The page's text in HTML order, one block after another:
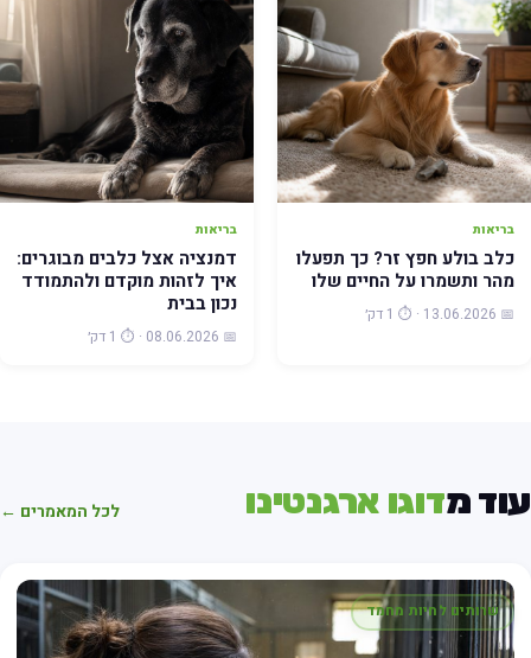
בריאות
כלב בולע חפץ זר? כך תפעלו
מהר ותשמרו על החיים שלו
📅 13.06.2026 · ⏱️ 1 דק׳
בריאות
דמנציה אצל כלבים מבוגרים:
איך לזהות מוקדם ולהתמודד
נכון בבית
📅 08.06.2026 · ⏱️ 1 דק׳
מדוגו ארגנטינו לכל המאמרים ←
שרותים לחיות מחמד